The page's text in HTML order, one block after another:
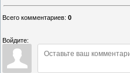
Всего комментариев: 0
Войдите: